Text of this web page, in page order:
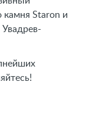
камня Staron и